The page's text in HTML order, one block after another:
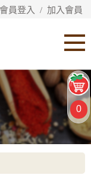
會員登入 / 加入會員
0